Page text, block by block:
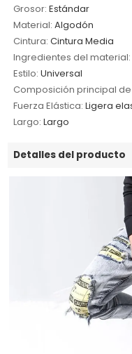
Grosor: Estándar
Material: Algodón
Cintura: Cintura Media
Ingredientes del material:
Estilo: Universal
Composición principal
Fuerza Elástica: Ligera
Largo: Largo
Detalles del producto